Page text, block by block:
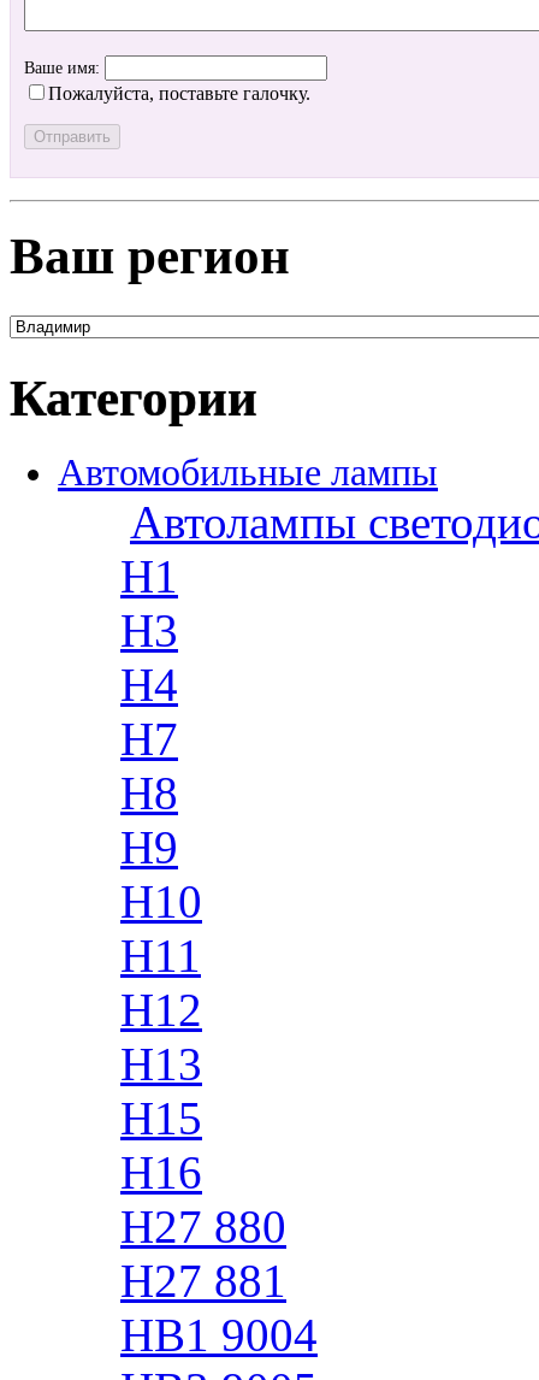
Ваше имя:
Пожалуйста, поставьте галочку.
Ваш регион
Категории
Автомобильные лампы
Автолампы
H1
H3
H4
H7
H8
H9
H10
H11
H12
H13
H15
H16
H27 880
H27 881
HB1 9004